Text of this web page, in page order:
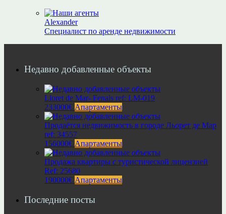
Alexander
Специалист по аренде недвижимости
Недавно добавленные объекты
Lloret de Mar- Fenals ref: LM-019
233000€ Апартаменты
Продаётся недвижимость в городе Льорет де Мар
ref: 34557
156000€ Апартаменты
Продажа квартиры с туристической лицензией
Ref: 25680
190000€ Апартаменты
Последние посты